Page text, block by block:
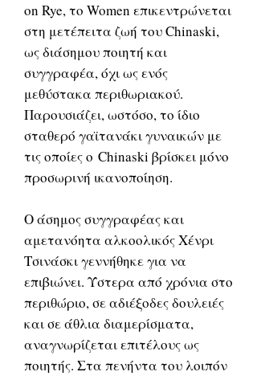
on Rye, το Women επικεντρώνεται
στη μετέπειτα ζωή του Chinaski,
ως διάσημου ποιητή και
συγγραφέα, όχι ως ενός
μεθύστακα περιθωριακού.
Παρουσιάζει, ωστόσο, το ίδιο
σταθερό γαϊτανάκι γυναικών με
τις οποίες ο Chinaski βρίσκει μόνο
προσωρινή ικανοποίηση.
Ο άσημος συγγραφέας και
αμετανόητα αλκοολικός Χένρι
Τσινάσκι γεννήθηκε για να
επιβιώνει. Ύστερα από χρόνια στο
περιθώριο, σε αδιέξοδες δουλειές
και σε άθλια διαμερίσματα,
αναγνωρίζεται επιτέλους ως
ποιητής. Στα πενήντα του λοιπόν